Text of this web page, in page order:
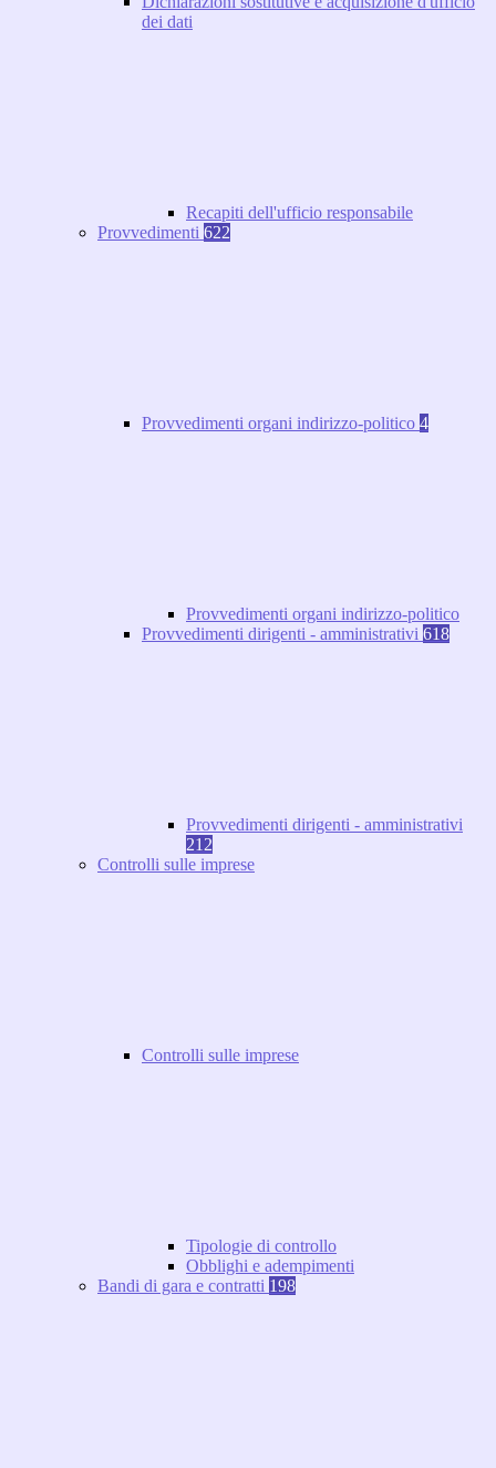
dei dati
Recapiti dell'ufficio responsabile
Provvedimenti 622
Provvedimenti organi indirizzo-politico 4
Provvedimenti organi indirizzo-politico
Provvedimenti dirigenti - amministrativi 618
Provvedimenti dirigenti - amministrativi
212
Controlli sulle imprese
Controlli sulle imprese
Tipologie di controllo
Obblighi e adempimenti
Bandi di gara e contratti 198